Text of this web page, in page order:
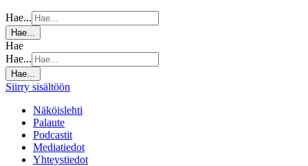
Hae...
Hae...
Hae
Hae...
Hae...
Siirry sisältöön
Näköislehti
Palaute
Podcastit
Mediatiedot
Yhteystiedot